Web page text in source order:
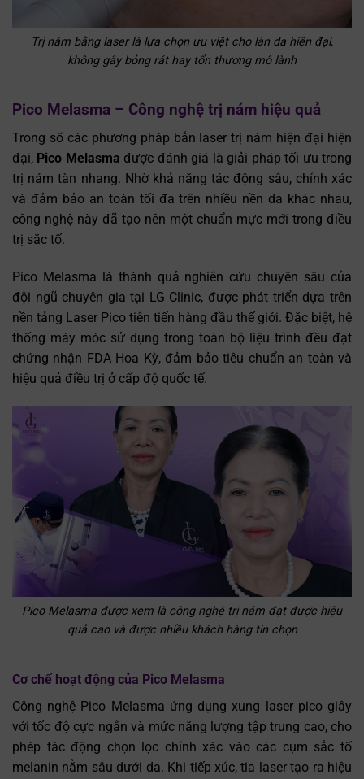
Trị nám bằng laser là lựa chọn ưu việt cho làn da hiện đại,
không gây bỏng rát hay tổn thương mô lành
Pico Melasma – Công nghệ trị nám hiệu quả
Trong số các phương pháp bắn laser trị nám hiện đại hiện
đại, Pico Melasma được đánh giá là giải pháp tối ưu trong
trị nám tàn nhang. Nhờ khả năng tác động sâu, chính xác
và đảm bảo an toàn tối đa trên nhiều nền da khác nhau,
công nghệ này đã tạo nên một chuẩn mực mới trong điều
trị sắc tố.
Pico Melasma là thành quả nghiên cứu chuyên sâu của
đội ngũ chuyên gia tại LG Clinic, được phát triển dựa trên
nền tảng Laser Pico tiên tiến hàng đầu thế giới. Đặc biệt, hệ
thống máy móc sử dụng trong toàn bộ liệu trình đều đạt
chứng nhận FDA Hoa Kỳ, đảm bảo tiêu chuẩn an toàn và
hiệu quả điều trị ở cấp độ quốc tế.
Pico Melasma được xem là công nghệ trị nám đạt được hiệu
quả cao và được nhiều khách hàng tin chọn
Cơ chế hoạt động của Pico Melasma
Công nghệ Pico Melasma ứng dụng xung laser pico giây
với tốc độ cực ngắn và mức năng lượng tập trung cao, cho
phép tác động chọn lọc chính xác vào các cụm sắc tố
melanin nằm sâu dưới da. Khi tiếp xúc, tia laser tạo ra hiệu